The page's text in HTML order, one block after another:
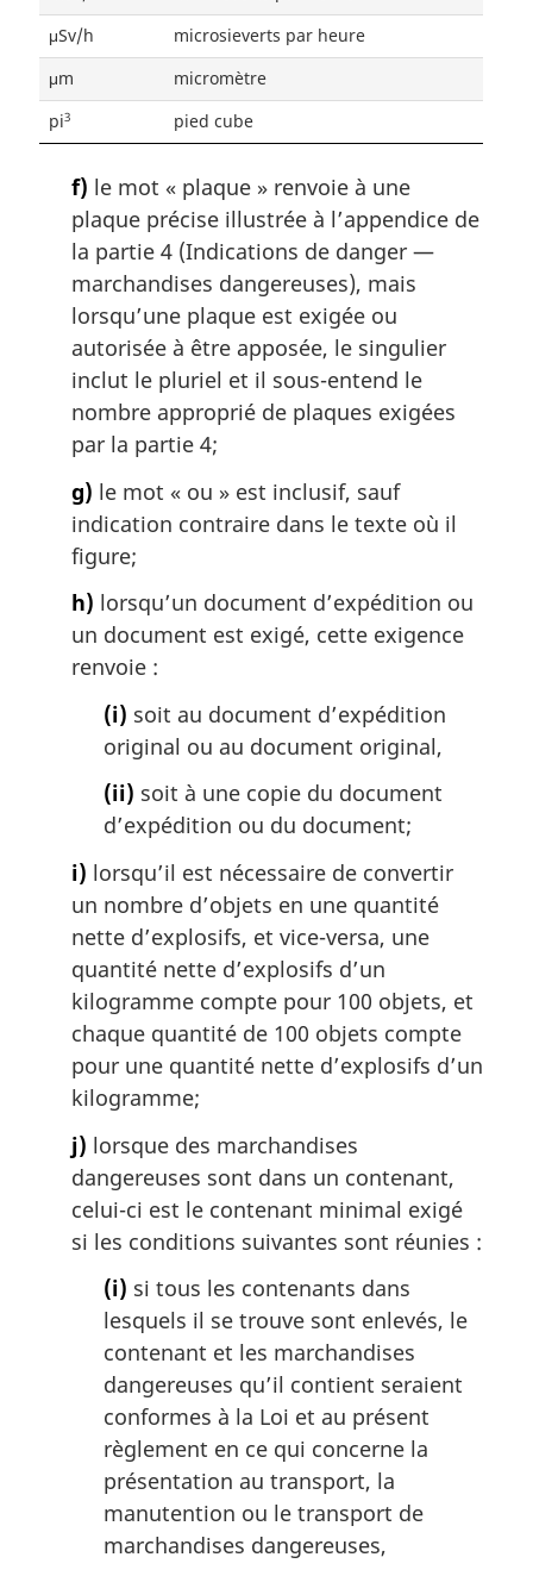
μSv/h
microsieverts par heure
μm
micromètre
pi3 pied cube
f) le mot « plaque » renvoie à une
plaque précise illustrée à l’appendice de
la partie 4 (Indications de danger —
marchandises dangereuses), mais
lorsqu’une plaque est exigée ou
autorisée à être apposée, le singulier
inclut le pluriel et il sous-entend le
nombre approprié de plaques exigées
par la partie 4;
g) le mot « ou » est inclusif, sauf
indication contraire dans le texte où il
figure;
h) lorsqu’un document d’expédition ou
un document est exigé, cette exigence
renvoie :
(i) soit au document d’expédition
original ou au document original,
(ii) soit à une copie du document
d’expédition ou du document;
i) lorsqu’il est nécessaire de convertir
un nombre d’objets en une quantité
nette d’explosifs, et vice-versa, une
quantité nette d’explosifs d’un
kilogramme compte pour 100 objets, et
chaque quantité de 100 objets compte
pour une quantité nette d’explosifs d’un
kilogramme;
j) lorsque des marchandises
dangereuses sont dans un contenant,
celui-ci est le contenant minimal exigé
si les conditions suivantes sont réunies :
(i) si tous les contenants dans
lesquels il se trouve sont enlevés, le
contenant et les marchandises
dangereuses qu’il contient seraient
conformes à la Loi et au présent
règlement en ce qui concerne la
présentation au transport, la
manutention ou le transport de
marchandises dangereuses,